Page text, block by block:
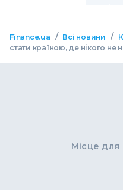
Finance.ua / Всі новини /
стати країною, де нікого
Місце